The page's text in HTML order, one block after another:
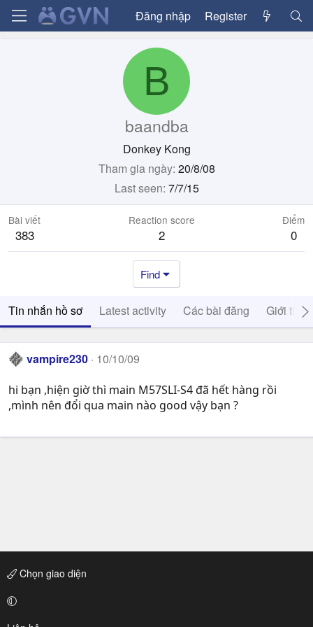
Đăng nhập Register
B
baandba
Donkey Kong
Tham gia ngày 20/8/08
Last seen 7/7/15
Bài viết
383
Reaction score
2
Điểm
0
Find
Tin nhắn hồ sơ Latest activity Các bài đăng Giới thiệu
vampire230 10/10/09
hi bạn ,hiện giờ thì main M57SLI-S4 đã hết hàng rồi
,mình nên đổi qua main nào good vậy bạn ?
Chọn giao diện